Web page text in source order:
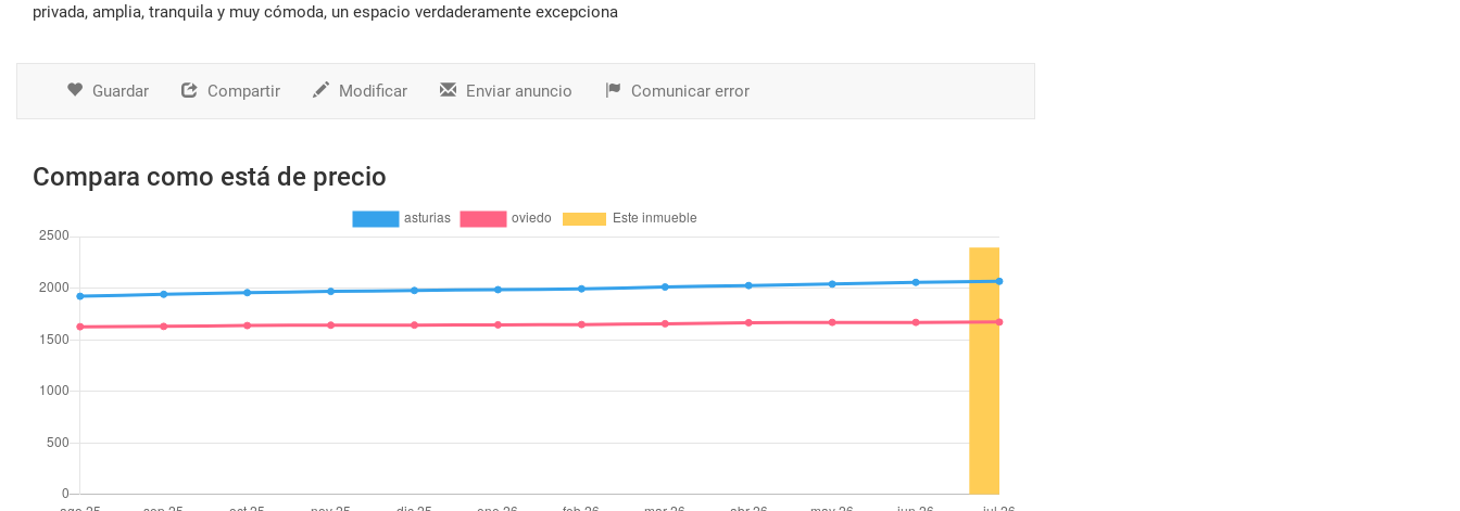
privada, amplia, tranquila y muy cómoda, un espacio verdaderamente excepciona
Guardar Compartir Modificar Enviar anuncio Comunicar error
Compara como está de precio